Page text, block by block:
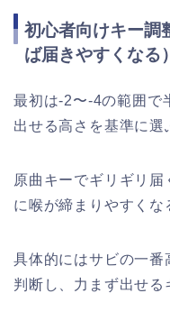
初心者向けキー調
ば届きやすくなる）
最初は-2〜-4の範囲で
出せる高さを基準に選
原曲キーでギリギリ
に喉が締まりやすくな
具体的にはサビの一番
判断し、力まず出せる